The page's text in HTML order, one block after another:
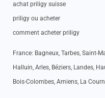
achat priligy suisse
priligy ou acheter
comment acheter priligy
France: Bagneux, Tarbes, Saint-
Halluin, Arles, Béziers, Landes,
Bois-Colombes, Amiens, La